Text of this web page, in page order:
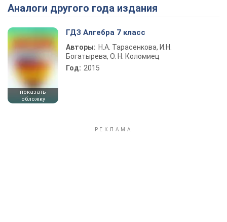
Play Video
Аналоги другого года издания
показать
обложку
ГДЗ Алгебра 7 класс
Авторы: Н.А. Тарасенкова, И.Н.
Богатырева, О. Н. Коломиец
Год: 2015